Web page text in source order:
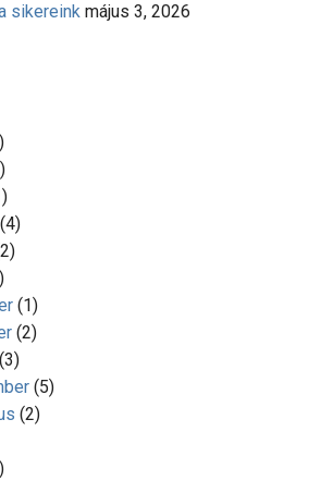
sikereink május 3, 2026
(4)
(1)
(2)
(5)
(2)